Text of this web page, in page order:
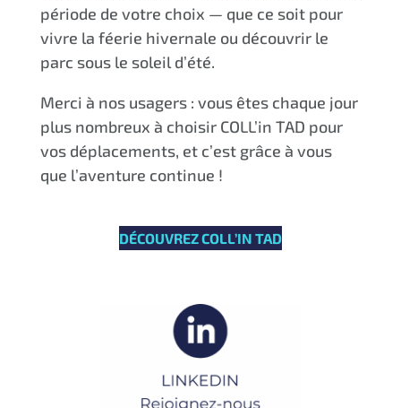
période de votre choix — que ce soit pour
vivre la féerie hivernale ou découvrir le
parc sous le soleil d’été.
Merci à nos usagers : vous êtes chaque jour
plus nombreux à choisir COLL’in TAD pour
vos déplacements, et c’est grâce à vous
que l’aventure continue !
DÉCOUVREZ COLL’IN TAD